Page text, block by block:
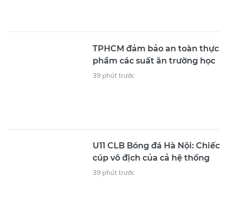
Đội hình khối nữ dân quân tự vệ các dân tộc